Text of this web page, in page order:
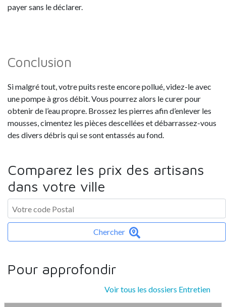
payer sans le déclarer.
Conclusion
Si malgré tout, votre puits reste encore pollué, videz-le avec
une pompe à gros débit. Vous pourrez alors le curer pour
obtenir de l’eau propre. Brossez les pierres afin d’enlever les
mousses, cimentez les pièces descellées et débarrassez-vous
des divers débris qui se sont entassés au fond.
Comparez les prix des artisans
dans votre ville
Chercher
Pour approfondir
Voir tous les dossiers Entretien